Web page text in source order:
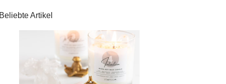
Beliebte Artikel